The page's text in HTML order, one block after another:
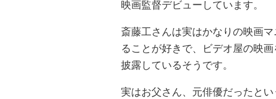
映画監督デビューしています。
斎藤工さんは実はかなりの映画
ることが好きで、ビデオ屋の映
披露しているそうです。
実はお父さん、元俳優だったと